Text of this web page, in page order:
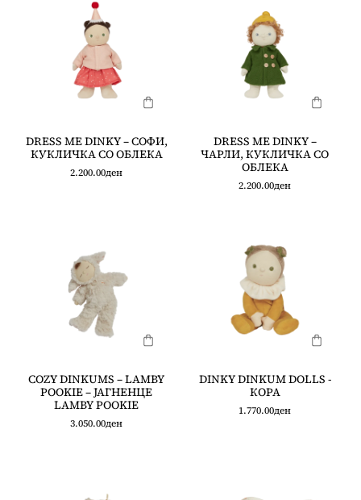
DRESS ME DINKY – СОФИ,
КУКЛИЧКА СО ОБЛЕКА
2.200.00ден
DRESS ME DINKY –
ЧАРЛИ, КУКЛИЧКА СО
ОБЛЕКА
2.200.00ден
COZY DINKUMS – LAMBY
POOKIE – ЈАГНЕНЦЕ
LAMBY POOKIE
3.050.00ден
DINKY DINKUM DOLLS -
КОРА
1.770.00ден